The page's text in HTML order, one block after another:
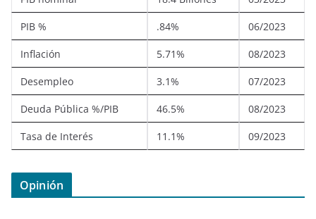
PIB % .84% 06/2023
Inflación 5.71% 08/2023
Desempleo 3.1% 07/2023
Deuda Pública %/PIB 46.5% 08/2023
Tasa de Interés 11.1% 09/2023
Opinión